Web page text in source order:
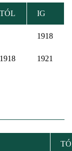
TÓL IG
1918
1918 1921